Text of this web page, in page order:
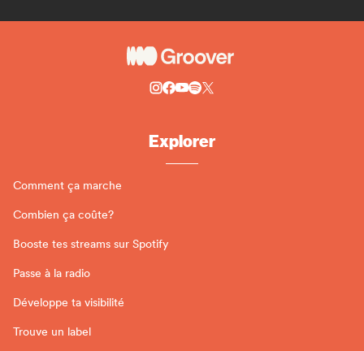
Explorer
Comment ça marche
Combien ça coûte?
Booste tes streams sur Spotify
Passe à la radio
Développe ta visibilité
Trouve un label